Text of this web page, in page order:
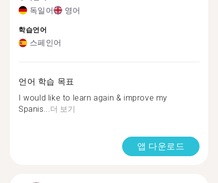
독일어 영어
학습언어
스페인어
언어 학습 목표
I would like to learn again & improve my
Spanis...더 보기
앱 다운로드